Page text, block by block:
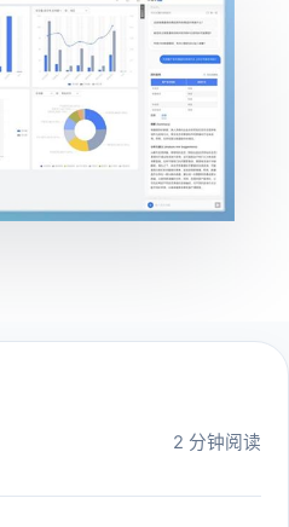
2 分钟阅读